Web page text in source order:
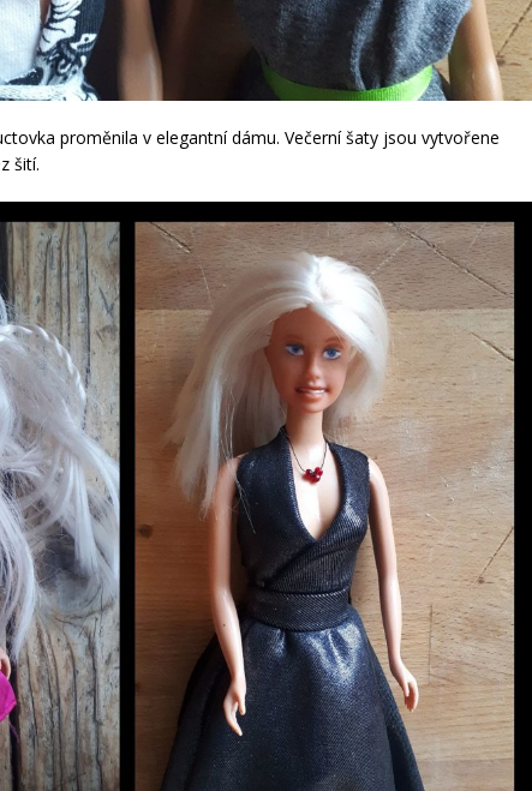
proměnila v elegantní dámu. Večerní šaty jsou vytvořene
šití.